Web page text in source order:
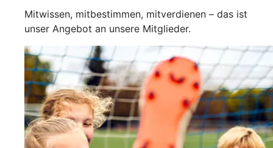
Mitwissen, mitbestimmen, mitverdienen – das ist
unser Angebot an unsere Mitglieder.